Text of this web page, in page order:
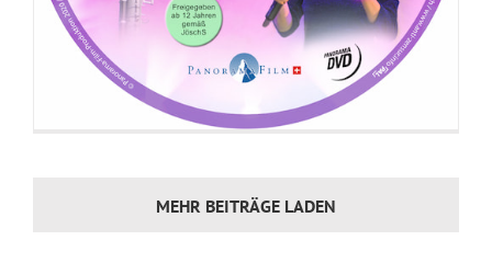
MEHR BEITRÄGE LADEN